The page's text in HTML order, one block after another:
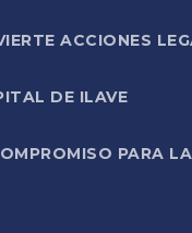
ACCIONES
DE ILAVE
PARA